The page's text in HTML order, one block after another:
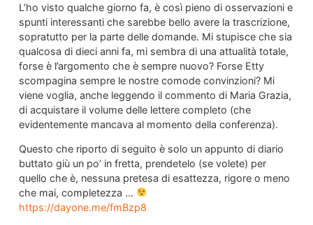
L’ho visto qualche giorno fa, è così pieno di osservazioni e
spunti interessanti che sarebbe bello avere la trascrizione,
sopratutto per la parte delle domande. Mi stupisce che sia
qualcosa di dieci anni fa, mi sembra di una attualità totale,
forse è l’argomento che è sempre nuovo? Forse Etty
scompagina sempre le nostre comode convinzioni? Mi
viene voglia, anche leggendo il commento di Maria Grazia,
di acquistare il volume delle lettere completo (che
evidentemente mancava al momento della conferenza).
Questo che riporto di seguito è solo un appunto di diario
buttato giù un po’ in fretta, prendetelo (se volete) per
quello che è, nessuna pretesa di esattezza, rigore o meno
che mai, completezza …
https://dayone.me/fmBzp8